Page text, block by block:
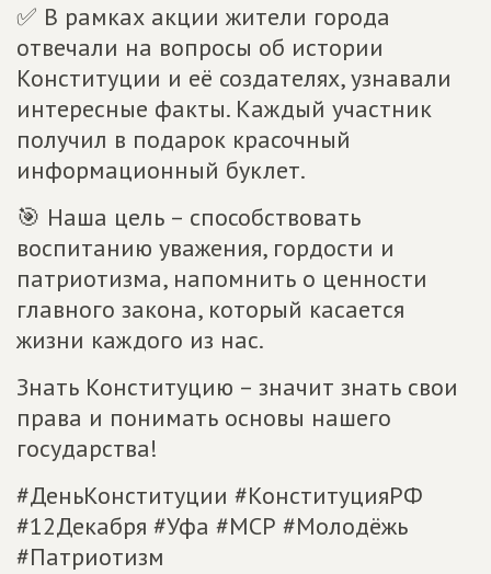
✅ В рамках акции жители города
отвечали на вопросы об истории
Конституции и её создателях, узнавали
интересные факты. Каждый участник
получил в подарок красочный
информационный буклет.
🎯 Наша цель – способствовать
воспитанию уважения, гордости и
патриотизма, напомнить о ценности
главного закона, который касается
жизни каждого из нас.
Знать Конституцию – значит знать свои
права и понимать основы нашего
государства!
#ДеньКонституции #КонституцияРФ
#12Декабря #Уфа #МСР #Молодёжь
#Патриотизм